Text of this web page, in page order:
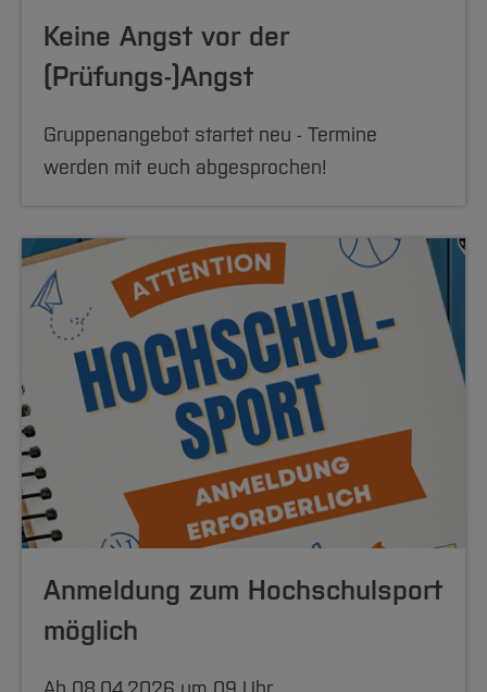
Keine Angst vor der
(Prüfungs-)Angst
Gruppenangebot startet neu - Termine
werden mit euch abgesprochen!
Anmeldung zum Hochschulsport
möglich